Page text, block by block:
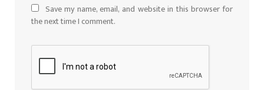
Save my name, email, and website in this browser for
the next time I comment.